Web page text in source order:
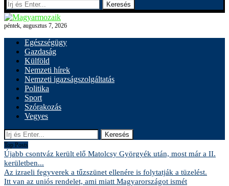
Keresés
péntek, augusztus 7, 2026
Egészségügy
Gazdaság
Külföld
Nemzeti hírek
Nemzeti igazságszolgáltatás
Politika
Sport
Szórakozás
Vegyes
Keresés
Top Posts
Újabb csontváz került elő Matolcsy Györgyék után, most már a II.
kerületben...
Az izraeli fegyverek a tűzszünet ellenére is folytatják a tüzelést.
Itt van az uniós rendelet, ami miatt Magyarországot ismét